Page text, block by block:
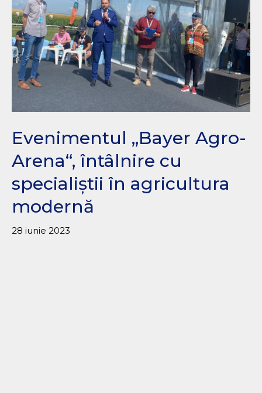
Evenimentul „Bayer Agro-
Arena“, întâlnire cu
specialiștii în agricultura
modernă
28 iunie 2023